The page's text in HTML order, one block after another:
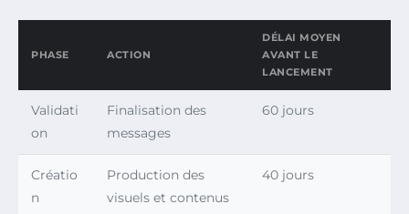
PHASE ACTION
DÉLAI MOYEN
AVANT LE
LANCEMENT
Validati
on
Finalisation des
messages
60 jours
Créatio
n
Production des
visuels et contenus
40 jours